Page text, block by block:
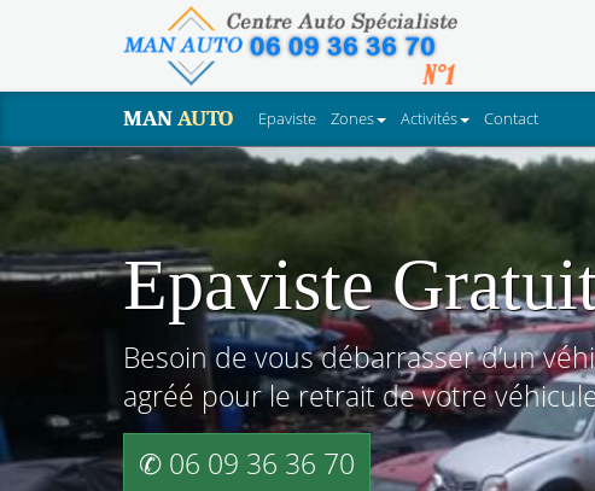
MANAUTO Epaviste Zones Activités Contact
Epaviste
Besoin de vous débarrasser d’un
agréé pour le retrait de votre
✆ 06 09 36 36 70